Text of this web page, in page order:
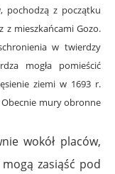
pochodzą z początku
z mieszkańcami Gozo.
w twierdzy
mogła pomieścić
ziemi w 1693 r.
Obecnie mury obronne
wokół placów,
zasiąść pod